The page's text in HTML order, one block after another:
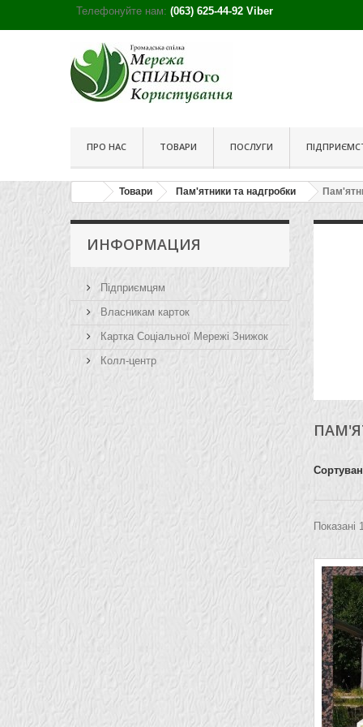
Телефонуйте нам: (063) 625-44-92 Viber
ПРО НАС ТОВАРИ ПОСЛУГИ
Товари Пам'ятники та надгробки
ИНФОРМАЦИЯ
Підприємцям
Власникам карток
Картка Соціальної Мережі Знижок
Колл-центр
Показані